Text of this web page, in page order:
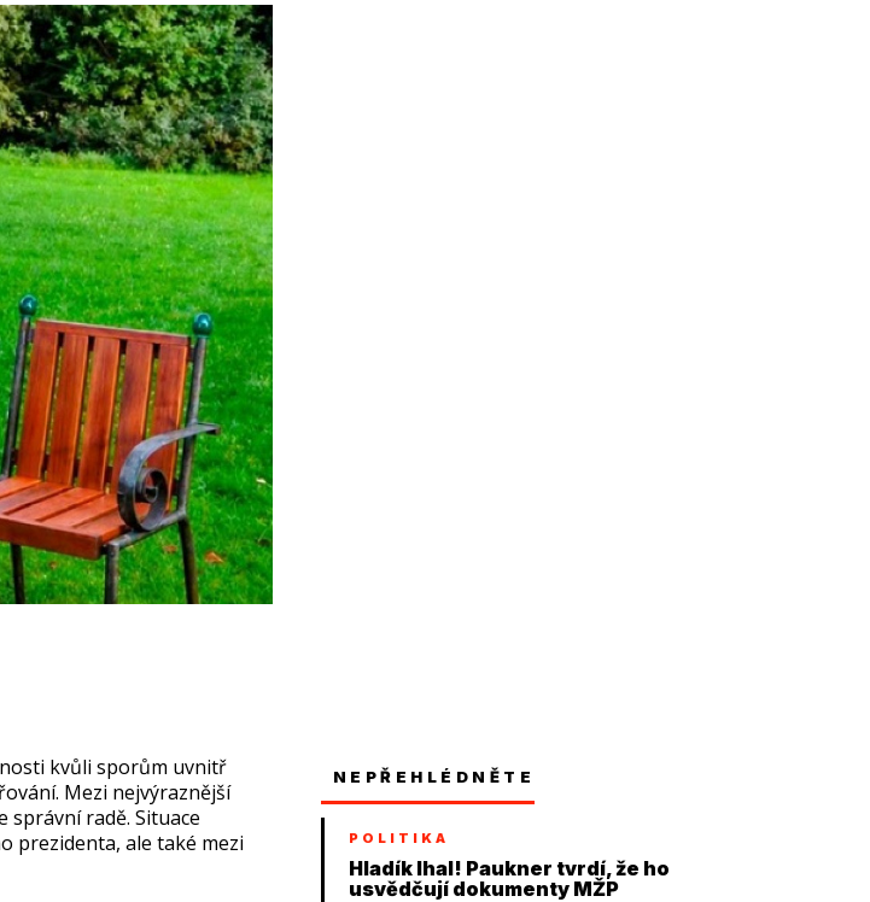
kvůli sporům uvnitř
Mezi nejvýraznější
radě. Situace
prezidenta, ale také mezi
NEPŘEHLÉDNĚTE
POLITIKA
Hladík lhal! Paukner tvrdí, že ho
usvědčují dokumenty MŽP